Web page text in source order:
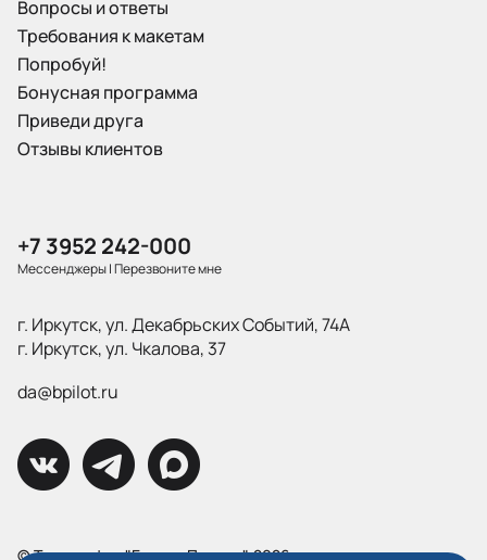
Вопросы и ответы
Требования к макетам
Попробуй!
Бонусная программа
Приведи друга
Отзывы клиентов
+7 3952 242-000
Мессенджеры|Перезвоните мне
г. Иркутск, ул. Декабрьских Событий, 74А
г. Иркутск, ул. Чкалова, 37
da@bpilot.ru
© Типография "Братья Пилоты", 2026